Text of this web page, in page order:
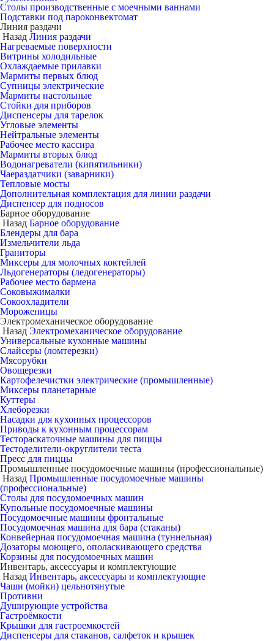
Столы производственные с моечными ваннами
Подставки под пароконвектомат
Линия раздачи
Назад Линия раздачи
Нагреваемые поверхности
Витрины холодильные
Охлаждаемые прилавки
Мармиты первых блюд
Супницы электрические
Мармиты настольные
Стойки для приборов
Диспенсеры для тарелок
Угловые элементы
Нейтральные элементы
Рабочее место кассира
Мармиты вторых блюд
Водонагреватели (кипятильники)
Чаераздатчики (заварники)
Тепловые мосты
Дополнительная комплектация для линии раздачи
Диспенсер для подносов
Барное оборудование
Назад Барное оборудование
Блендеры для бара
Измельчители льда
Граниторы
Миксеры для молочных коктейлей
Льдогенераторы (ледогенераторы)
Рабочее место бармена
Соковыжималки
Сокоохладители
Мороженицы
Электромеханическое оборудование
Назад Электромеханическое оборудование
Универсальные кухонные машины
Слайсеры (ломтерезки)
Мясорубки
Овощерезки
Картофелечистки электрические (промышленные)
Миксеры планетарные
Куттеры
Хлеборезки
Насадки для кухонных процессоров
Приводы к кухонным процессорам
Тестораскаточные машины для пиццы
Тестоделители-округлители теста
Пресс для пиццы
Промышленные посудомоечные машины (профессиональные)
Назад Промышленные посудомоечные машины
(профессиональные)
Столы для посудомоечных машин
Купольные посудомоечные машины
Посудомоечные машины фронтальные
Посудомоечная машина для бара (стаканы)
Конвейерная посудомоечная машина (туннельная)
Дозаторы моющего, ополаскивающего средства
Корзины для посудомоечных машин
Инвентарь, аксессуары и комплектующие
Назад Инвентарь, аксессуары и комплектующие
Чаши (мойки) цельнотянутые
Противни
Душирующие устройства
Гастроёмкости
Крышки для гастроемкостей
Диспенсеры для стаканов, салфеток и крышек